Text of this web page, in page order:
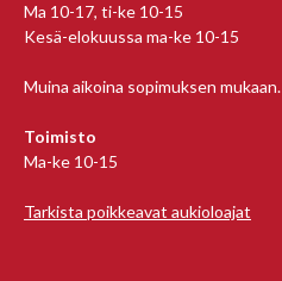
Ma 10-17, ti-ke 10-15
Kesä-elokuussa ma-ke 10-15
Muina aikoina sopimuksen mukaan.
Toimisto
Ma-ke 10-15
Tarkista poikkeavat aukioloajat